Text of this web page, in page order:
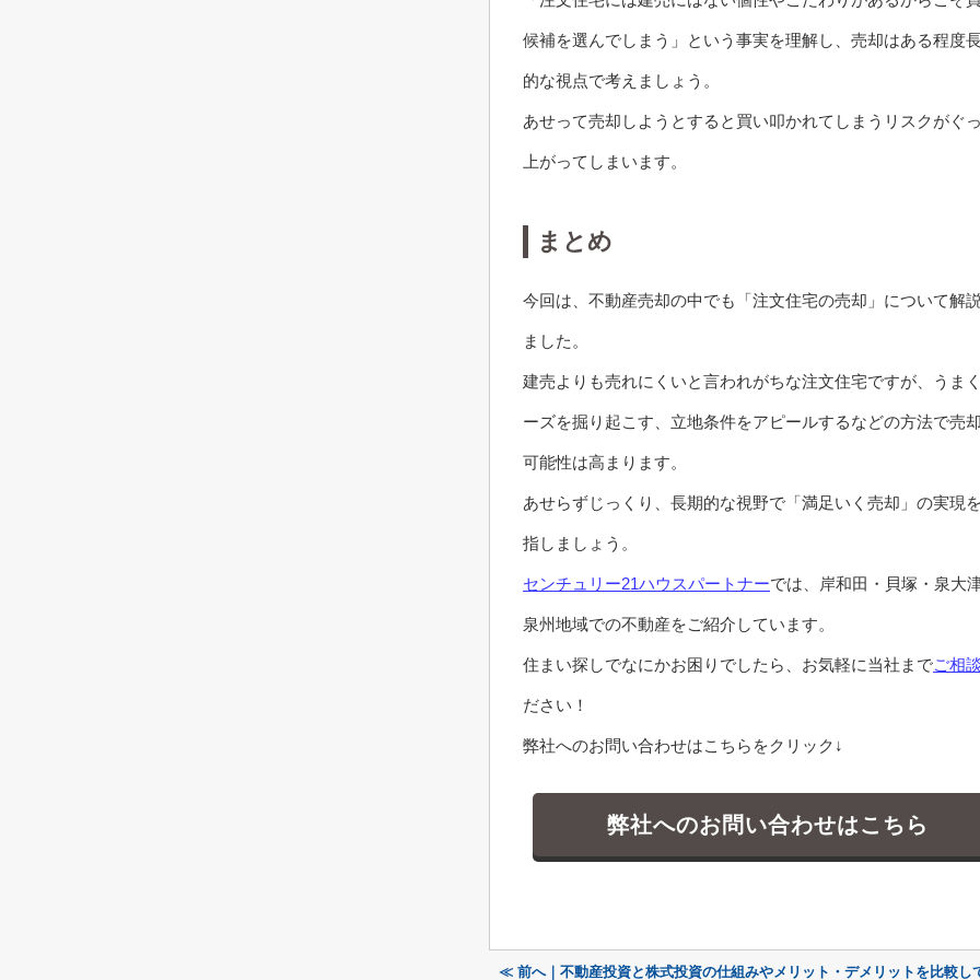
候補を選んでしまう」という事実を理解し、売却はある程度
的な視点で考えましょう。
あせって売却しようとすると買い叩かれてしまうリスクがぐ
上がってしまいます。
まとめ
今回は、不動産売却の中でも「注文住宅の売却」について解
ました。
建売よりも売れにくいと言われがちな注文住宅ですが、うま
ーズを掘り起こす、立地条件をアピールするなどの方法で売
可能性は高まります。
あせらずじっくり、長期的な視野で「満足いく売却」の実現
指しましょう。
センチュリー21ハウスパートナーでは、岸和田・貝塚・泉大津
泉州地域での不動産をご紹介しています。
住まい探しでなにかお困りでしたら、お気軽に当社までご相談
ださい！
弊社へのお問い合わせはこちらをクリック↓
弊社へのお問い合わせはこちら
≪ 前へ｜不動産投資と株式投資の仕組みやメリット・デメリットを比較し